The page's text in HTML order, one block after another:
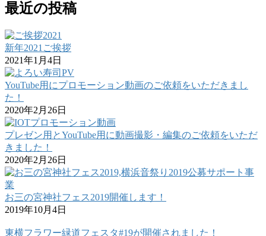
最近の投稿
新年2021ご挨拶
2021年1月4日
YouTube用にプロモーション動画のご依頼をいただきまし
た！
2020年2月26日
プレゼン用とYouTube用に動画撮影・編集のご依頼をいただ
きました！
2020年2月26日
お三の宮神社フェス2019開催します！
2019年10月4日
東横フラワー緑道フェスタ#19が開催されました！